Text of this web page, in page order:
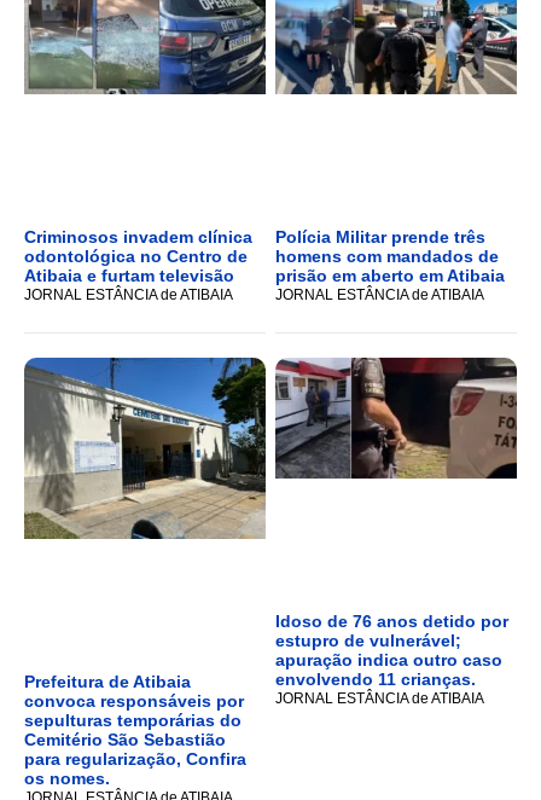
Criminosos invadem clínica
odontológica no Centro de
Atibaia e furtam televisão
JORNAL ESTÂNCIA de ATIBAIA
Polícia Militar prende três
homens com mandados de
prisão em aberto em Atibaia
JORNAL ESTÂNCIA de ATIBAIA
Prefeitura de Atibaia
convoca responsáveis por
sepulturas temporárias do
Cemitério São Sebastião
para regularização, Confira
os nomes.
Idoso de 76 anos detido por
estupro de vulnerável;
apuração indica outro caso
envolvendo 11 crianças.
JORNAL ESTÂNCIA de ATIBAIA